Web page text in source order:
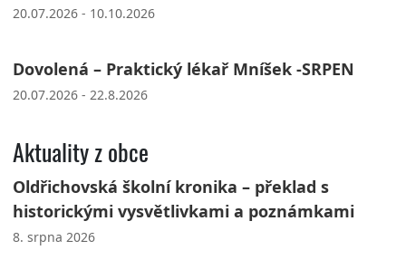
20.07.2026 - 10.10.2026
Dovolená – Praktický lékař Mníšek -SRPEN
20.07.2026 - 22.8.2026
Aktuality z obce
Oldřichovská školní kronika – překlad s
historickými vysvětlivkami a poznámkami
8. srpna 2026